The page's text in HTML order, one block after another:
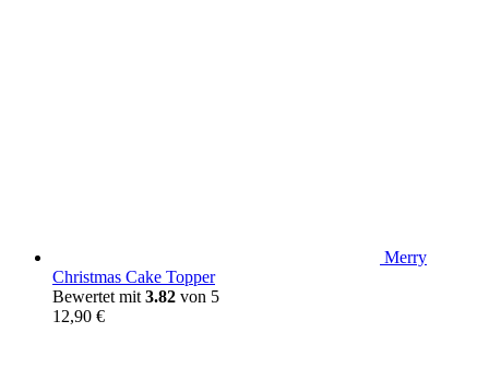
Merry
Christmas Cake Topper
Bewertet mit 3.82 von 5
12,90 €